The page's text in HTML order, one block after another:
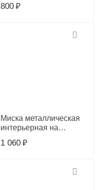
"Техно", 0,4л,
800 ₽
Миска металлическая
интерьерная на
утяжеленная "Гранж",
1 060 ₽